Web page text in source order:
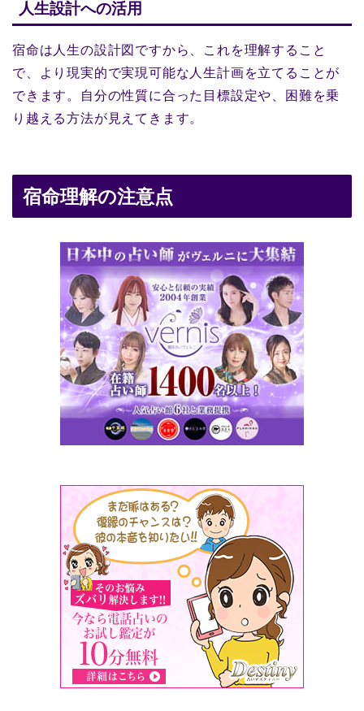
人生設計への活用
宿命は人生の設計図ですから、これを理解すること
で、より現実的で実現可能な人生計画を立てることが
できます。自分の性質に合った目標設定や、困難を乗
り越える方法が見えてきます。
宿命理解の注意点